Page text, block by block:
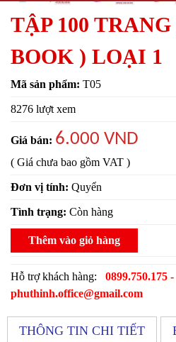
TẬP 100
BOOK ) LOẠI 1
Mã sản phẩm: T05
8276 lượt xem
Giá bán: 6.000 VND
( Giá chưa bao gồm VAT )
Đơn vị tính: Quyển
Tình trạng: Còn hàng
Thêm vào giỏ hàng
Hỗ trợ khách hàng: 0899.750.175 -
phuthinh.office@gmail.com
THÔNG TIN CHI TIẾT